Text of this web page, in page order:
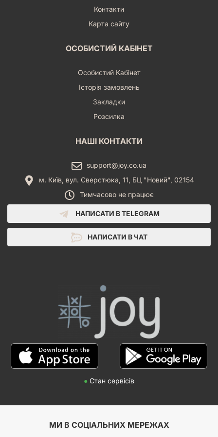
Де Купити Пазл "Хижі Динозаври
(200)" в Україні?
Купити настільну гру "Пазл Хижі динозаври (200)" за
головоломок для будь-якого віку та смаку. Ознайомтеся з
детальним оглядом, відгуками інших покупців та повними
Київ, Харків, Одеса, Львів, Дніпро, Запоріжжя, Кривий Ріг та
дозвольте вашій дитині поринути у захопливий світ
та допомогти з вибором. +380630660161.
Контакти
Карта сайту
ОСОБИСТИЙ КАБІНЕТ
Особистий Кабінет
Історія замовлень
Закладки
Розсилка
НАШІ КОНТАКТИ
support@joy.co.ua
м. Київ, вул. Сверстюка, 11, БЦ "Новий", 02154
Тимчасово не працює
НАПИСАТИ В TELEGRAM
НАПИСАТИ В ЧАТ
● Стан сервісів
МИ В СОЦІАЛЬНИХ МЕРЕЖАХ